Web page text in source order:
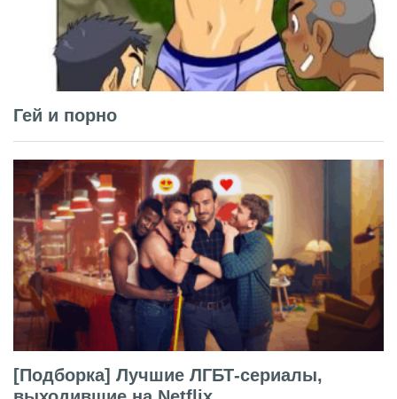
Гей и порно
[Подборка] Лучшие ЛГБТ-сериалы,